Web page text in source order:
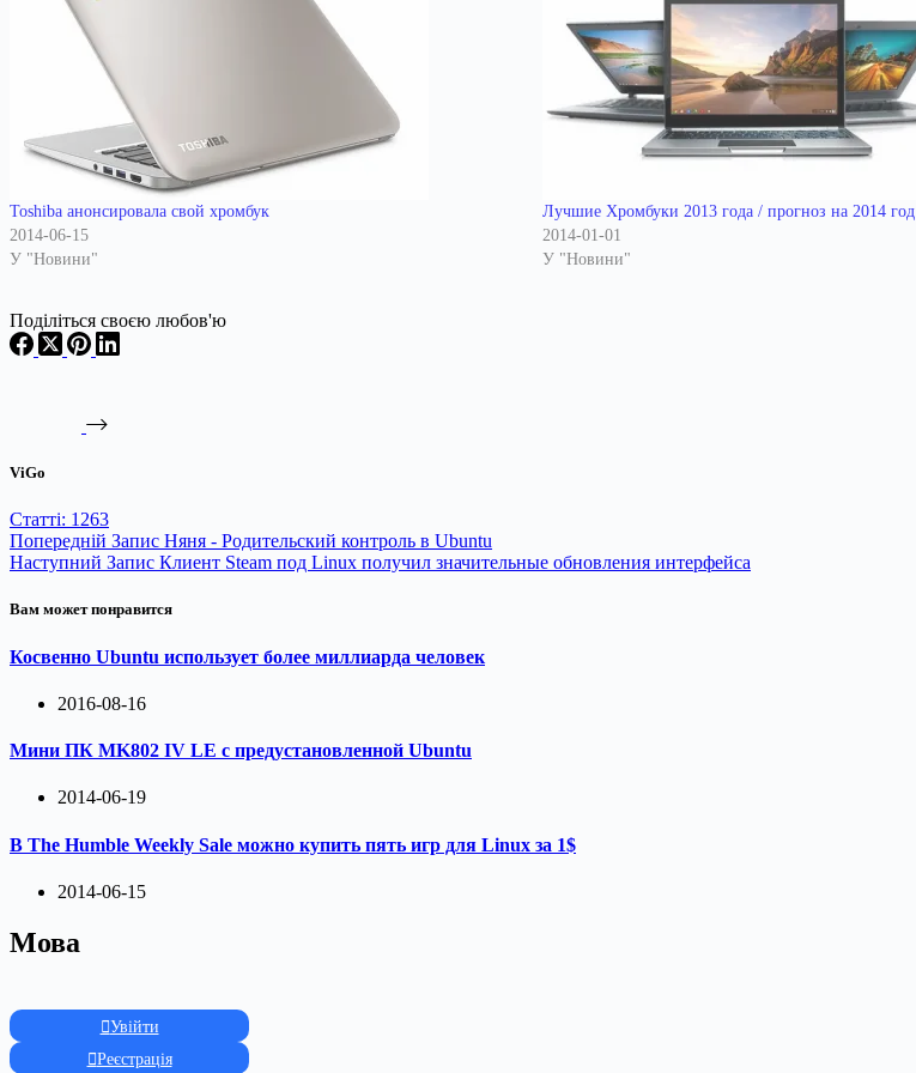
Toshiba анонсировала свой хромбук
2014-06-15
У "Новини"
Лучшие Хромбуки 2013 года / прогноз на 2014 год
2014-01-01
У "Новини"
Поділіться своєю любов'ю
ViGo
Статті: 1263
Попередній Запис Няня - Родительский контроль в Ubuntu
Наступний Запис Клиент Steam под Linux получил значительные обновления интерфейса
Вам может понравится
Косвенно Ubuntu использует более миллиарда человек
2016-08-16
Мини ПК MK802 IV LE с предустановленной Ubuntu
2014-06-19
В The Humble Weekly Sale можно купить пять игр для Linux за 1$
2014-06-15
Мова
Увійти
Реєстрація